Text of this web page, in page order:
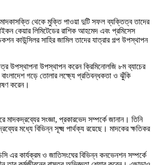
মাদকাসক্তি থেকে মুক্তি পাওয়া দুটি সফল ব্যক্তিত্ব তাদের
কেয়ার লিমিটেডের রাশিক আহমেদ এবং প্রমিসেস
কাউন্সিলর সাহির জামিল তাদের যাত্রার গল্প উপস্থাপন
উপস্থাপনা উপস্থাপন করেন ক্রিমিনোলজি ৮ম ব্যাচের
বাংলাদেশ গড়ে তোলার লক্ষ্যে প্রতিবন্ধকতা ও ঝুঁকি
করেন।
সংজ্ঞা, প্রকারভেদ সম্পর্কে জানান। তিনি
মধ্যে বিভিন্ন সূক্ষ্ম পার্থক্য রয়েছে। মাদকের ক্ষতিকর
এর কার্যক্রম ও জাতিসংঘের বিভিন্ন কনভেনশন সম্পর্কে